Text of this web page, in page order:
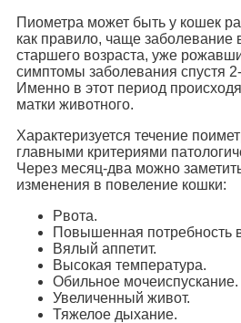
Пиометра может быть у кошек
как правило, чаще заболевание
старшего возраста, уже
симптомы заболевания спустя
Именно в этот период
матки животного.
Характеризуется течение
главными критериями
Через месяц-два можно
изменения в повеление кошки:
Рвота.
Повышенная потребность
Вялый аппетит.
Высокая температура.
Обильное мочеиспускание.
Увеличенный живот.
Тяжелое дыхание.